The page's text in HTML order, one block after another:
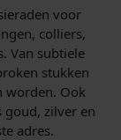
voor
colliers,
Van subtiele
stukken
worden. Ook
goud, zilver en
adres.